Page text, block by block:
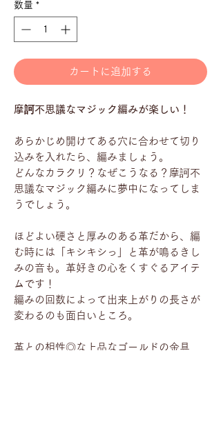
数量 *
カートに追加する
摩訶不思議なマジック編みが楽しい！
あらかじめ開けてある穴に合わせて切り
込みを入れたら、編みましょう。
どんなカラクリ？なぜこうなる？摩訶不
思議なマジック編みに夢中になってしま
うでしょう。
ほどよい硬さと厚みのある革だから、編
む時には「キシキシっ」と革が鳴るきし
みの音も。革好きの心をくすぐるアイテ
ムです！
編みの回数によって出来上がりの長さが
変わるのも面白いところ。
革との相性◎な上品なゴールドの金具